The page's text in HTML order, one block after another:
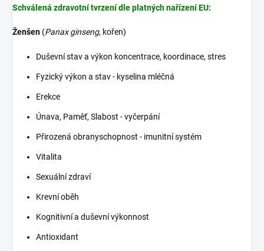
Schválená zdravotní tvrzení dle platných nařízení EU:
Ženšen (Panax ginseng, kořen)
Duševní stav a výkon koncentrace, koordinace, stres
Fyzický výkon a stav - kyselina mléčná
Erekce
Únava, Paměť, Slabost - vyčerpání
Přirozená obranyschopnost - imunitní systém
Vitalita
Sexuální zdraví
Krevní oběh
Kognitivní a duševní výkonnost
Antioxidant